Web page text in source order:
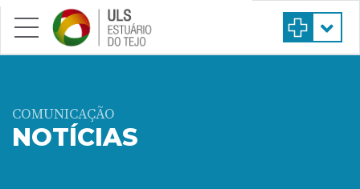
Saltar para conteúdo principal
COMUNICAÇÃO
NOTÍCIAS